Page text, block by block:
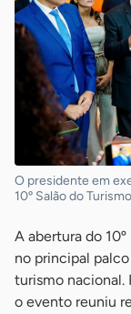
O presidente em
10º Salão do
A abertura do
no principal
turismo nacional.
o evento reuniu